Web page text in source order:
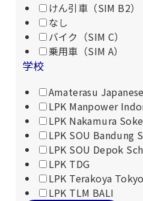
けん引車（SIM B2）
なし
バイク（SIM C）
乗用車（SIM A）
学校
Amaterasu
LPK Manpower
LPK Nakamura
LPK SOU Bandung
LPK SOU Depok
LPK TDG
LPK Terakoya
LPK TLM BALI